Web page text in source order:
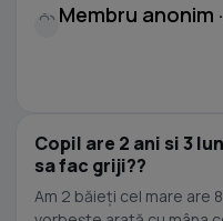
Membru anonim
Copil are 2 ani si 3
sa fac griji??
Am 2 băieți cel mare are